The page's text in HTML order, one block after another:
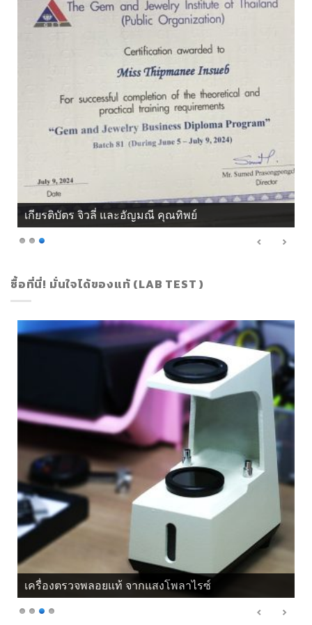
เกียรติบัตร จิวลี่ และอัญมณี คุณทิพย์
ซื้อที่นี่! มั่นใจได้ของแท้ (LAB TEST )
เครื่องตรวจพลอยแท้ จากแสงโพลาไรซ์